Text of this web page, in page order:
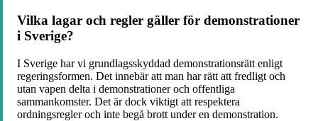
Vilka lagar och regler gäller för demonstrationer
i Sverige?
I Sverige har vi grundlagsskyddad demonstrationsrätt enligt
regeringsformen. Det innebär att man har rätt att fredligt och
utan vapen delta i demonstrationer och offentliga
sammankomster. Det är dock viktigt att respektera
ordningsregler och inte begå brott under en demonstration.